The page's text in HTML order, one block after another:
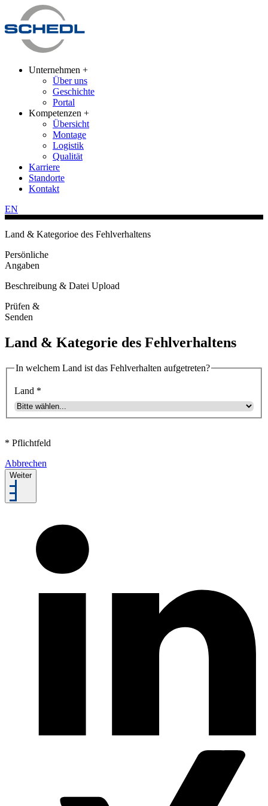
Unternehmen +
Über uns
Geschichte
Portal
Kompetenzen +
Übersicht
Montage
Logistik
Qualität
Karriere
Standorte
Kontakt
EN
Land & Kategorioe des Fehlverhaltens
Persönliche
Angaben
Beschreibung & Datei Upload
Prüfen &
Senden
Land & Kategorie des Fehlverhaltens
In welchem Land ist das Fehlverhalten aufgetreten?
Land *
* Pflichtfeld
Abbrechen
Weiter